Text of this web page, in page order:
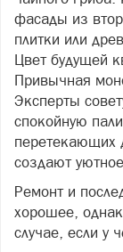
фасады из
плитки или
Цвет будущей
Привычная
Эксперты
спокойную
перетекающих
создают
Ремонт и
хорошее,
случае, если у